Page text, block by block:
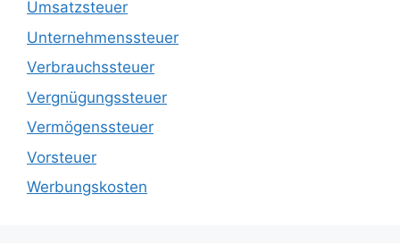
Umsatzsteuer
Unternehmenssteuer
Verbrauchssteuer
Vergnügungssteuer
Vermögenssteuer
Vorsteuer
Werbungskosten